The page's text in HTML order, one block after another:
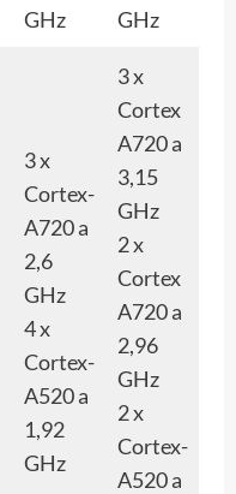
GHz
GHz
3 x
Cortex-
A720 a
2,6
GHz
4 x
Cortex-
A520 a
1,92
GHz
3 x
Cortex
A720 a
3,15
GHz
2 x
Cortex
A720 a
2,96
GHz
2 x
Cortex-
A520 a